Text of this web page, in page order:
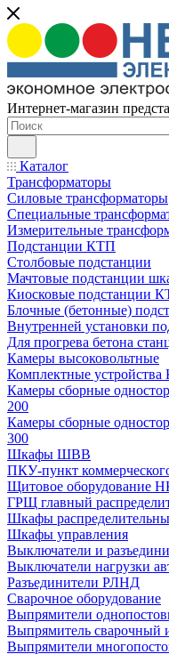
Интернет-магазин
Каталог
Трансформаторы
Силовые трансформаторы
Специальные
Измерительные
Подстанции КТП
Столбовые подстанции
Мачтовые подстанции
Киосковые подстанции
Блочные (бетонные)
Внутренней установки
Для прогрева бетона
Камеры высоковольтные
Комплектные
Камеры сборные
200
Камеры сборные
300
Шкафы ШВВ
ПКУ-пункт
Щитовое оборудование
ГРЩ главный
Шкафы
Шкафы управления
Выключатели и
Выключатели нагрузки
Разъединители РЛНД
Сварочное оборудование
Выпрямители
Выпрямитель сварочный
Выпрямители